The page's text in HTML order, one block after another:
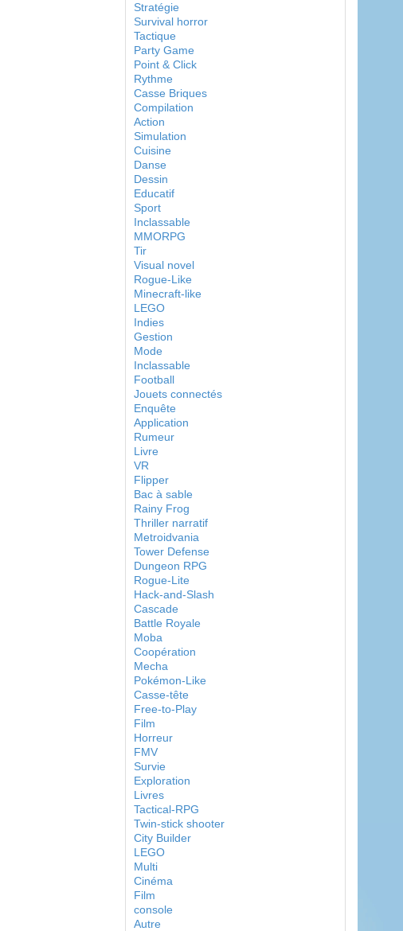
Stratégie
Survival horror
Tactique
Party Game
Point & Click
Rythme
Casse Briques
Compilation
Action
Simulation
Cuisine
Danse
Dessin
Educatif
Sport
Inclassable
MMORPG
Tir
Visual novel
Rogue-Like
Minecraft-like
LEGO
Indies
Gestion
Mode
Inclassable
Football
Jouets connectés
Enquête
Application
Rumeur
Livre
VR
Flipper
Bac à sable
Rainy Frog
Thriller narratif
Metroidvania
Tower Defense
Dungeon RPG
Rogue-Lite
Hack-and-Slash
Cascade
Battle Royale
Moba
Coopération
Mecha
Pokémon-Like
Casse-tête
Free-to-Play
Film
Horreur
FMV
Survie
Exploration
Livres
Tactical-RPG
Twin-stick shooter
City Builder
LEGO
Multi
Cinéma
Film
console
Autre